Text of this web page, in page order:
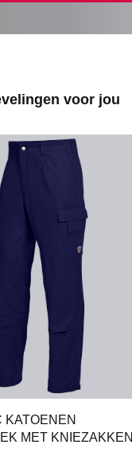
voor jou
KATOENEN
MET KNIEZAKKEN